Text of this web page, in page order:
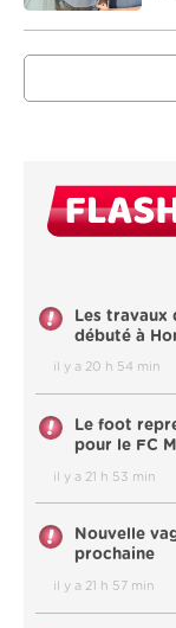
Les travaux
débuté à
il y a 20 h 54 min
Le foot
pour le FC
il y a 21 h 53 min
Nouvelle
prochaine
il y a 21 h 57 min